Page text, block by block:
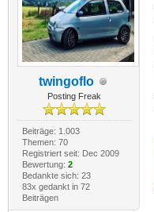
twingoflo
Posting Freak
Beiträge: 1.003
Themen: 70
Registriert seit: Dec 2009
Bewertung: 2
Bedankte sich: 23
83x gedankt in 72
Beiträgen